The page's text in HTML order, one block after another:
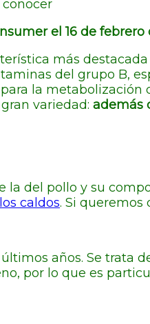
el 16 de febrero
más
del grupo B,
la
variedad: además
la del pollo y su
los caldos. Si queremos
años. Se trata
por lo que es